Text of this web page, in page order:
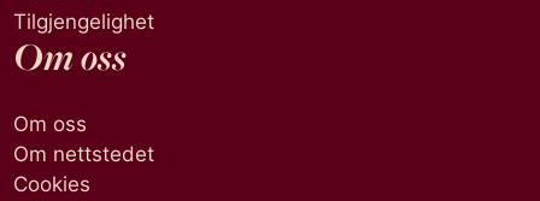
Tilgjengelighet
Om oss
Om oss
Om nettstedet
Cookies